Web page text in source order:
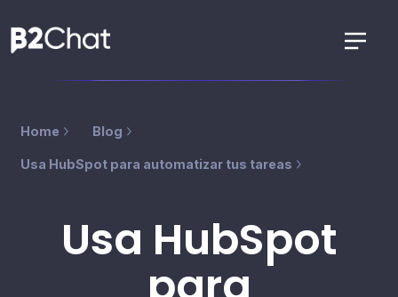
Home Blog
Usa HubSpot para automatizar tus tareas
Usa HubSpot